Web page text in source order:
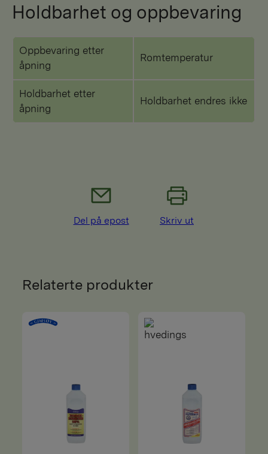
Holdbarhet og oppbevaring
Oppbevaring etter
åpning
Romtemperatur
Holdbarhet etter
åpning
Holdbarhet endres ikke
Del på epost Skriv ut
Relaterte produkter